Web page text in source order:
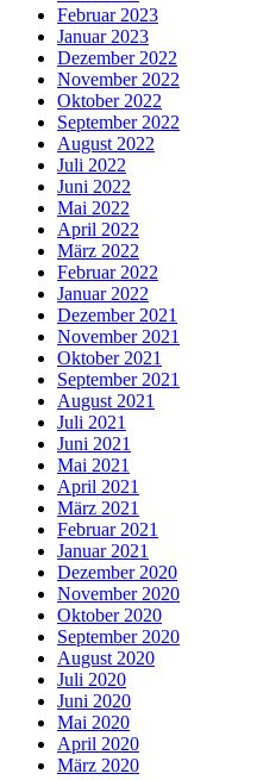
Februar 2023
Januar 2023
Dezember 2022
November 2022
Oktober 2022
September 2022
August 2022
Juli 2022
Juni 2022
Mai 2022
April 2022
März 2022
Februar 2022
Januar 2022
Dezember 2021
November 2021
Oktober 2021
September 2021
August 2021
Juli 2021
Juni 2021
Mai 2021
April 2021
März 2021
Februar 2021
Januar 2021
Dezember 2020
November 2020
Oktober 2020
September 2020
August 2020
Juli 2020
Juni 2020
Mai 2020
April 2020
März 2020